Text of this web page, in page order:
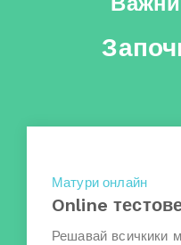
Матури онлайн
Online
Решавай всичкики